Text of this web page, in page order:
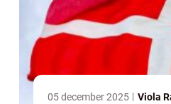
05 december 2025 Viola